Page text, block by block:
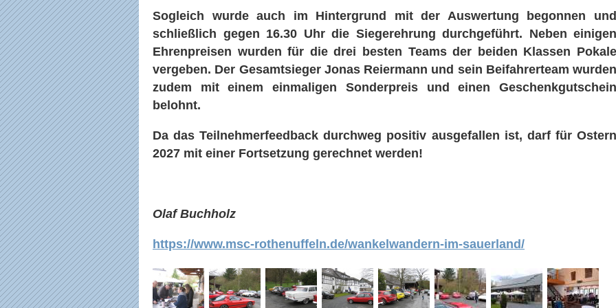
Sogleich wurde auch im Hintergrund mit der Auswertung begonnen und
schließlich gegen 16.30 Uhr die Siegerehrung durchgeführt. Neben einigen
Ehrenpreisen wurden für die drei besten Teams der beiden Klassen Pokale
vergeben. Der Gesamtsieger Jonas Reiermann und sein Beifahrerteam wurden
zudem mit einem einmaligen Sonderpreis und einen Geschenkgutschein
belohnt.
Da das Teilnehmerfeedback durchweg positiv ausgefallen ist, darf für Ostern
2027 mit einer Fortsetzung gerechnet werden!
Olaf Buchholz
https://www.msc-rothenuffeln.de/wankelwandern-im-sauerland/